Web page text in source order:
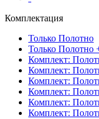
Комплектация
Только Полотно
Только Полотно
Комплект:
Комплект:
Комплект:
Комплект:
Комплект:
Комплект: